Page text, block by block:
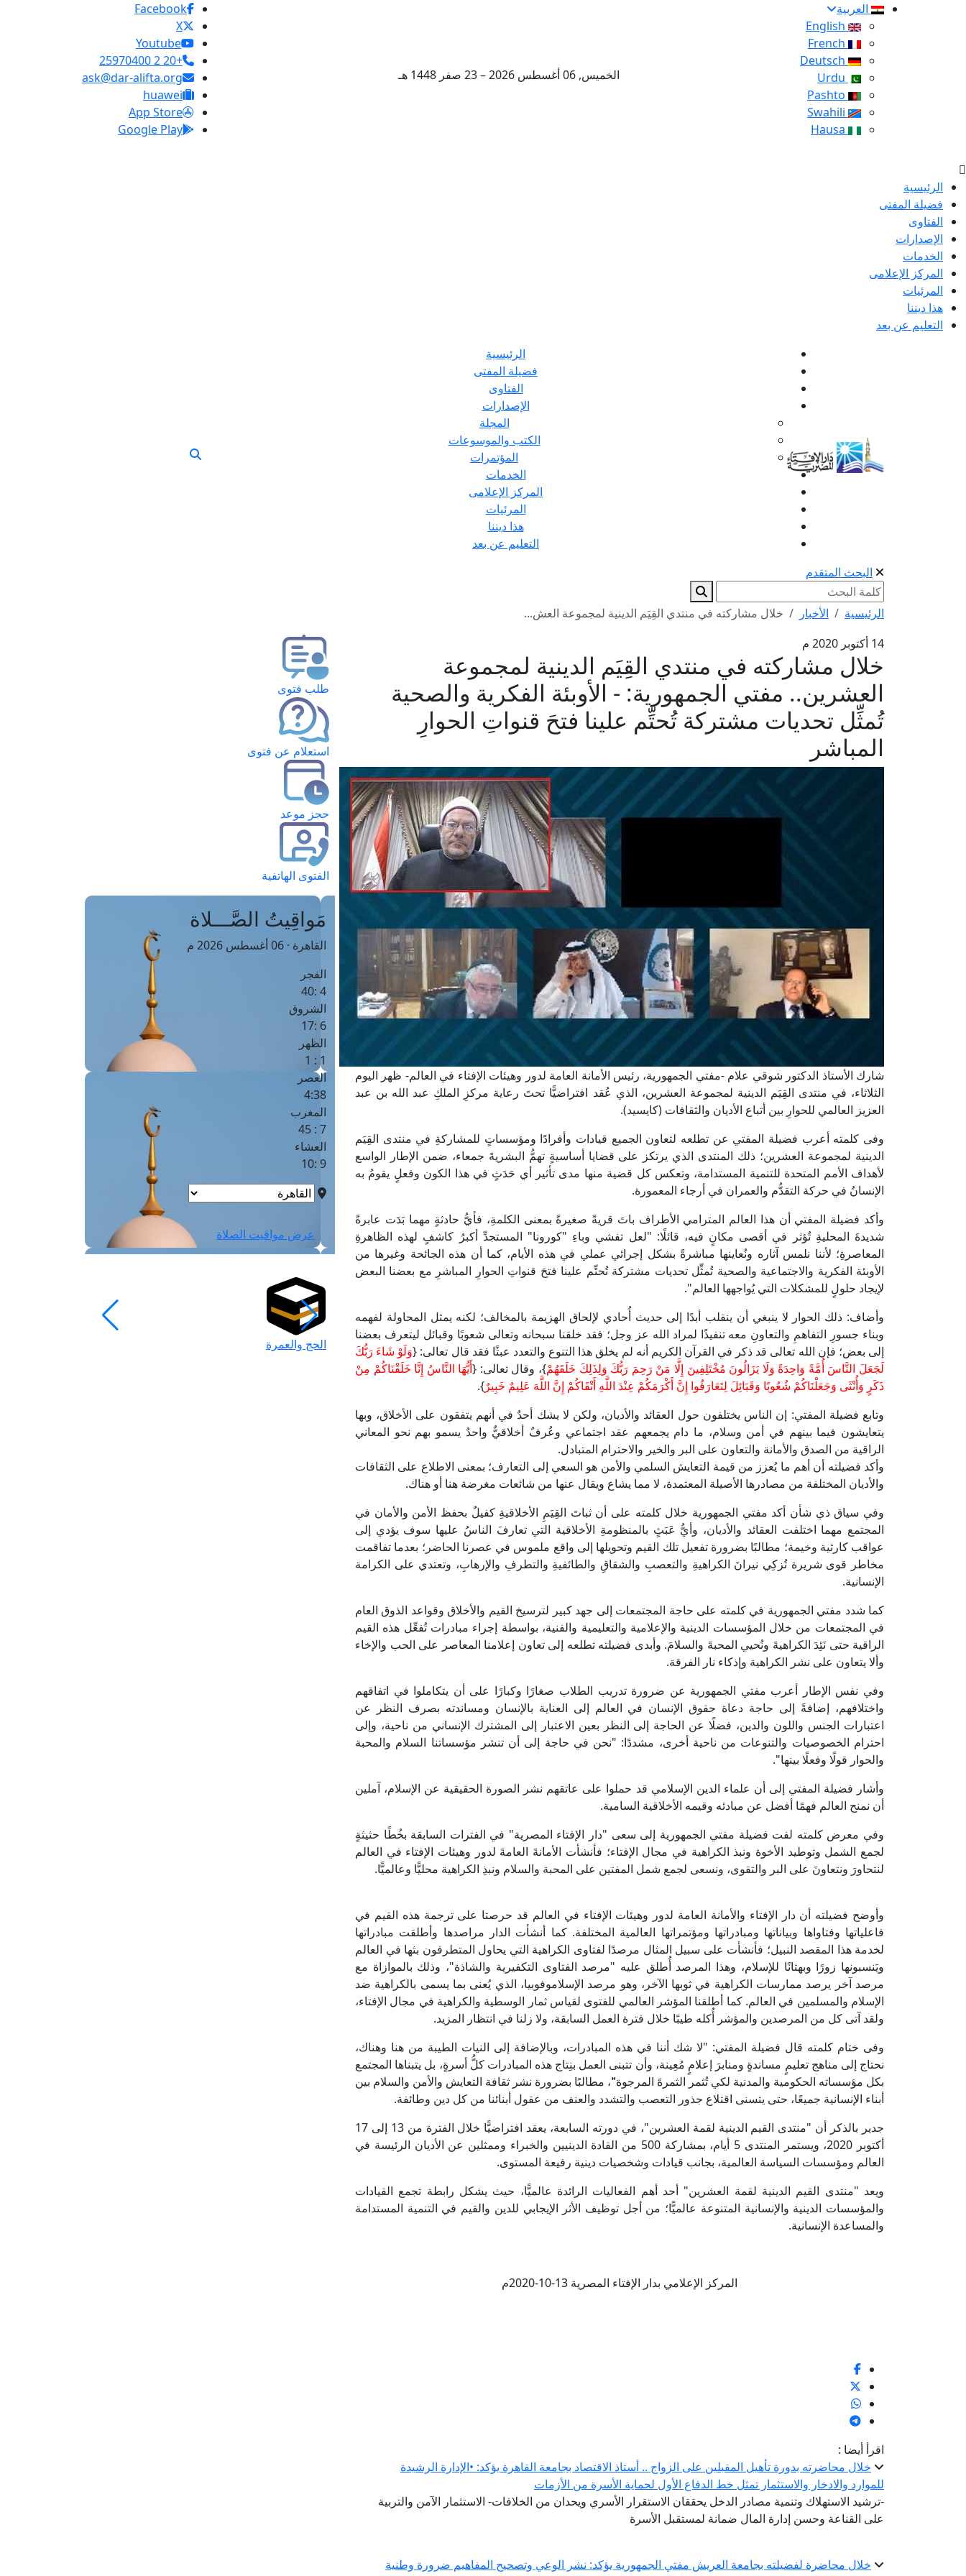
العربية
الخميس, 06 أغسطس 2026 – 23 صفر 1448 هـ
Facebook
X
Youtube
+20 2 25970400
ask@dar-alifta.org
huawei
App Store
Google Play
الرئيسية
فضيلة المفتى
الفتاوى
الإصدارات
الخدمات
المركز الإعلامى
المرئيات
هذا ديننا
التعليم عن بعد
الرئيسية
فضيلة المفتى
الفتاوى
الإصدارات
المجلة
الكتب والموسوعات
المؤتمرات
الخدمات
المركز الإعلامى
المرئيات
هذا ديننا
التعليم عن بعد
البحث المتقدم
الرئيسية الأخبار
خلال مشاركته في منتدي القِيَم الدينية لمجموعة العش...
14 أكتوبر 2020 م
خلال مشاركته في منتدي القِيَم الدينية لمجموعة
العشرين.. مفتي الجمهورية: - الأوبئة الفكرية والصحية
تُمثِّل تحديات مشتركة تُحتِّم علينا فتحَ قنواتِ الحوارِ
المباشر
شارك الأستاذ الدكتور شوقي علام -مفتي الجمهورية، رئيس الأمانة العامة لدور وهيئات الإفتاء في العالم- ظهر اليوم
الثلاثاء، في منتدى القِيَم الدينية لمجموعة العشرين، الذي عُقد افتراضيًّا تحتَ رعاية مركزِ الملكِ عبد الله بن عبد
العزيز العالمي للحوارِ بين أتباع الأديان والثقافات (كايسيد).
وفى كلمته أعرب فضيلة المفتي عن تطلعه لتعاون الجميع قيادات وأفرادًا ومؤسساتٍ للمشاركةِ في منتدى القِيَم
الدينية لمجموعة العشرين؛ ذلك المنتدى الذي يرتكز على قضايا أساسيةٍ تهمُّ البشريةَ جمعاء، ضمن الإطار الواسع
لأهداف الأمم المتحدة للتنمية المستدامة، وتعكس كل قضية منها مدى تأثير أي حَدَثٍ في هذا الكون وفعلٍ يقومُ به
الإنسانُ في حركة التقدُّم والعمران في أرجاء المعمورة.
وأكد فضيلة المفتي أن هذا العالم المترامي الأطراف باتَ قريةً صغيرةً بمعنى الكلمةِ، فأيُّ حادثةٍ مهما بَدَت عابرةً
شديدةَ المحليةِ تُؤثر في أقصى مكانٍ فيه، قائلًا: "لعل تفشي وباءِ "كورونا" المستجدِّ أكبرُ كاشفٍ لهذه الظاهرةِ
المعاصرةِ؛ لأننا نلمس آثاره ونُعاينها مباشرةً بشكل إجرائي عملي في هذه الأيام، كما أن هذه الجائحة وغيرها من
الأوبئة الفكرية والاجتماعية والصحية تُمثِّل تحديات مشتركة تُحتِّم علينا فتحَ قنواتِ الحوارِ المباشرِ مع بعضنا البعض
لإيجاد حلولٍ للمشكلات التي يُواجهها العالم".
وأضاف: ذلك الحوار لا ينبغي أن ينقلب أبدًا إلى حديث أُحادي لإلحاق الهزيمة بالمخالف؛ لكنه يمثل المحاولة لفهمه
وبناء جسورِ التفاهمِ والتعاونِ معه تنفيذًا لمراد الله عز وجل؛ فقد خلقنا سبحانه وتعالى شعوبًا وقبائل ليتعرف بعضنا
إلى بعض؛ فإن الله تعالى قد ذكر في القرآن الكريم أنه لم يخلق هذا التنوع والتعدد عبثًا فقد قال تعالى: {وَلَوْ شَاءَ رَبُّكَ
لَجَعَلَ النَّاسَ أُمَّةً وَاحِدَةً وَلَا يَزَالُونَ مُخْتَلِفِينَ إِلَّا مَنْ رَحِمَ رَبُّكَ وَلِذَلِكَ خَلَقَهُمْ}، وقال تعالى: {أَيُّهَا النَّاسُ إِنَّا خَلَقْنَاكُمْ مِنْ
ذَكَرٍ وَأُنْثَى وَجَعَلْنَاكُمْ شُعُوبًا وَقَبَائِلَ لِتَعَارَفُوا إِنَّ أَكْرَمَكُمْ عِنْدَ اللَّهِ أَتْقَاكُمْ إِنَّ اللَّهَ عَلِيمٌ خَبِيرٌ}.
وتابع فضيلة المفتي: إن الناس يختلفون حول العقائد والأديان، ولكن لا يشك أحدٌ في أنهم يتفقون على الأخلاق، وبها
يتعايشون فيما بينهم في أمن وسلام، ما دام يجمعهم عقد اجتماعي وعُرفٌ أخلاقيٌّ واحدٌ يسمو بهم نحو المعاني
الراقية من الصدق والأمانة والتعاون على البر والخير والاحترام المتبادل.
وأكد فضيلته أن أهم ما يُعزز من قيمة التعايش السلمي والأمن هو السعي إلى التعارف؛ بمعنى الاطلاع على الثقافات
والأديان المختلفة من مصادرها الأصيلة المعتمدة، لا مما يشاع ويقال عنها من شائعات مغرضة هنا أو هناك.
وفي سياق ذي شأن أكد مفتي الجمهورية خلال كلمته على أن ثباتَ القِيَمِ الأخلاقيةِ كفيلٌ بحفظ الأمن والأمان في
المجتمع مهما اختلفت العقائد والأديان، وأيُّ عَبَثٍ بالمنظومةِ الأخلاقية التي تعارفَ الناسُ عليها سوف يؤدي إلى
عواقب كارثية وخيمة؛ مطالبًا بضرورة تفعيل تلك القيم وتحويلها إلى واقع ملموس في عصرنا الحاضر؛ بعدما تفاقمت
مخاطر قوى شريرة تُزكِي نيرانَ الكراهيةِ والتعصبِ والشقاقِ والطائفيةِ والتطرفِ والإرهابِ، وتعتدي على الكرامة
الإنسانية.
كما شدد مفتي الجمهورية في كلمته على حاجة المجتمعات إلى جهد كبير لترسيخ القيم والأخلاق وقواعد الذوق العام
في المجتمعات من خلال المؤسسات الدينية والإعلامية والتعليمية والفنية، بواسطة إجراء مبادرات تُفعِّل هذه القيم
الراقية حتى نَئِدَ الكراهيةَ ونُحيي المحبةَ والسلامَ. وأبدى فضيلته تطلعه إلى تعاون إعلامنا المعاصر على الحب والإخاء
وألا يتعاون على نشر الكراهية وإذكاء نار الفرقة.
وفي نفس الإطار أعرب مفتي الجمهورية عن ضرورة تدريب الطلاب صغارًا وكبارًا على أن يتكاملوا في اتفاقهم
واختلافهم، إضافةً إلى حاجة دعاة حقوق الإنسان في العالم إلى العناية بالإنسان ومساندته بصرف النظر عن
اعتبارات الجنس واللون والدين، فضلًا عن الحاجة إلى النظر بعين الاعتبار إلى المشترك الإنساني من ناحية، وإلى
احترام الخصوصيات والتنوعات من ناحية أخرى، مشددًا: "نحن في حاجة إلى أن تنشر مؤسساتنا السلام والمحبة
والحوار قولًا وفعلًا بينها".
وأشار فضيلة المفتي إلى أن علماء الدين الإسلامي قد حملوا على عاتقهم نشر الصورة الحقيقية عن الإسلام، آملين
أن نمنح العالم فهمًا أفضل عن مبادئه وقيمه الأخلاقية السامية.
وفي معرض كلمته لفت فضيلة مفتي الجمهورية إلى سعى "دار الإفتاء المصرية" في الفترات السابقة بخُطًا حثيثةٍ
لجمع الشمل وتوطيد الأخوة ونبذ الكراهية في مجال الإفتاء؛ فأنشأت الأمانةَ العامةَ لدور وهيئات الإفتاء في العالم
لنتحاورَ ونتعاونَ على البر والتقوى، ونسعى لجمع شمل المفتين على المحبة والسلام ونبذِ الكراهية محليًّا وعالميًّا.
وأوضح فضيلته أن دار الإفتاء والأمانة العامة لدور وهيئات الإفتاء في العالم قد حرصتا على ترجمة هذه القيم في
فاعلياتها وفتاواها وبياناتها ومبادراتها ومؤتمراتها العالمية المختلفة. كما أنشأت الدار مراصدها وأطلقت مبادراتها
لخدمة هذا المقصد النبيل؛ فأنشأت على سبيل المثال مرصدًا لفتاوى الكراهية التي يحاول المتطرفون بثها في العالم
ويَنسبونها زورًا وبهتانًا للإسلام، وهذا المرصد أُطلق عليه "مرصد الفتاوى التكفيرية والشاذة"، وذلك بالموازاة مع
مرصد آخر يرصد ممارسات الكراهية في ثوبها الآخر، وهو مرصد الإسلاموفوبيا، الذي يُعنى بما يسمى بالكراهية ضد
الإسلام والمسلمين في العالم. كما أطلقنا المؤشر العالمي للفتوى لقياس ثمار الوسطية والكراهية في مجال الإفتاء،
ولقد آتى كل من المرصدين والمؤشر أُكله طيبًا خلال فترة العمل السابقة، ولا زلنا في انتظار المزيد.
وفى ختام كلمته قال فضيلة المفتي: "لا شك أننا في هذه المبادرات، وبالإضافة إلى النيات الطيبة من هنا وهناك،
نحتاج إلى مناهج تعليمٍ مساندةٍ ومنابرَ إعلامٍ مُعِينة، وأن تتبنى العمل بنِتاج هذه المبادرات كلُّ أسرةٍ، بل يتبناها المجتمع
بكل مؤسساته الحكومية والمدنية لكي تُثمر الثمرةَ المرجوة"َ، مطالبًا بضرورة نشر ثقافة التعايش والأمن والسلام بين
أبناء الإنسانية جميعًا، حتى يتسنى اقتلاع جذور التعصب والتشدد والعنف من عقول أبنائنا من كل دين وطائفة.
جدير بالذكر أن "منتدى القيم الدينية لقمة العشرين"، في دورته السابعة، يعقد افتراضيًّا خلال الفترة من 13 إلى 17
أكتوبر 2020، ويستمر المنتدى 5 أيام، بمشاركة 500 من القادة الدينيين والخبراء وممثلين عن الأديان الرئيسة في
العالم ومؤسسات السياسة العالمية، بجانب قيادات وشخصيات دينية رفيعة المستوى.
ويعد "منتدى القيم الدينية لقمة العشرين" أحد أهم الفعاليات الرائدة عالميًّا، حيث يشكل رابطة تجمع القيادات
والمؤسسات الدينية والإنسانية المتنوعة عالميًّا؛ من أجل توظيف الأثر الإيجابي للدين والقيم في التنمية المستدامة
والمساعدة الإنسانية.
المركز الإعلامي بدار الإفتاء المصرية 13-10-2020م
اقرأ أيضا :
خلال محاضرته بدورة تأهيل المقبلين على الزواج .. أستاذ الاقتصاد بجامعة القاهرة يؤكد: •الإدارة الرشيدة
للموارد والادخار والاستثمار تمثل خط الدفاع الأول لحماية الأسرة من الأزمات
-ترشيد الاستهلاك وتنمية مصادر الدخل يحققان الاستقرار الأسري ويحدان من الخلافات- الاستثمار الآمن والتربية
على القناعة وحسن إدارة المال ضمانة لمستقبل الأسرة
خلال محاضرة لفضيلته بجامعة العريش مفتي الجمهورية يؤكد: نشر الوعي وتصحيح المفاهيم ضرورة وطنية
طلب فتوى
استعلام عن فتوى
حجز موعد
الفتوى الهاتفية
مَواقِيتُ الصَّـــلاة
القاهرة · 06 أغسطس 2026 م
الفجر
4 :40
الشروق
6 :17
الظهر
1 : 1
العصر
4:38
المغرب
7 : 45
العشاء
9 :10
عرض مواقيت الصلاة
الحج والعمرة